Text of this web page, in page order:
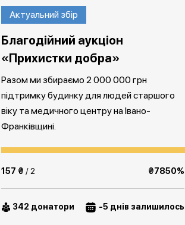
Актуальний збір
Благодійний аукціон
«Прихистки добра»
Разом ми збираємо 2 000 000 грн
підтримку будинку для людей старшого
віку та медичного центру на Івано-
Франківщині.
157 ₴ / 2 ₴7850%
342 донатори -5 днів залишилось